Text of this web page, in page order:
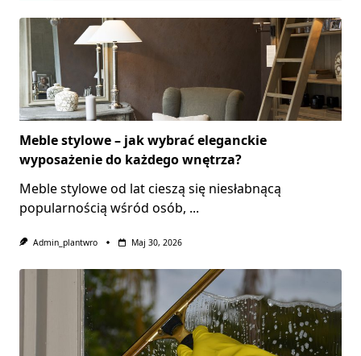
Meble stylowe – jak wybrać eleganckie
wyposażenie do każdego wnętrza?
Meble stylowe od lat cieszą się niesłabnącą
popularnością wśród osób, ...
Admin_plantwro Maj 30, 2026